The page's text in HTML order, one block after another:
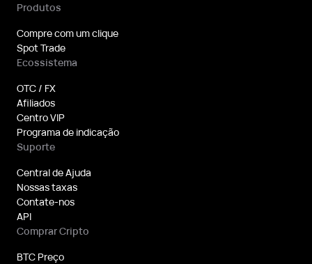
Produtos
Compre com um clique
Spot Trade
Ecossistema
OTC / FX
Afiliados
Centro VIP
Programa de indicação
Suporte
Central de Ajuda
Nossas taxas
Contate-nos
API
Comprar Cripto
BTC Preço